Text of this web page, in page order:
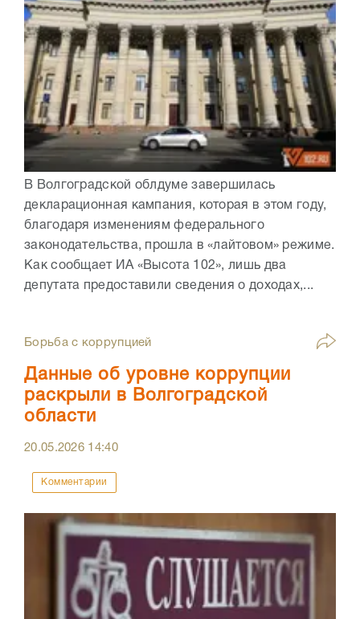
В Волгоградской облдуме завершилась
декларационная кампания, которая в этом году,
благодаря изменениям федерального
законодательства, прошла в «лайтовом» режиме.
Как сообщает ИА «Высота 102», лишь два
депутата предоставили сведения о доходах,...
Борьба с коррупцией
Данные об уровне коррупции
раскрыли в Волгоградской
области
20.05.2026 14:40
Комментарии